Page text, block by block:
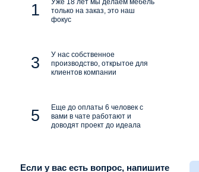
только на заказ, это наш
фокус
У нас собственное
производство, открытое для
клиентов компании
Еще до оплаты 6 человек с
вами в чате работают и
доводят проект до идеала
Если у вас есть вопрос, напишите